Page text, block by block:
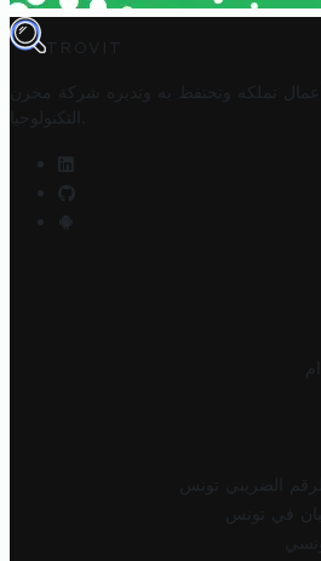
TROVIT
تملكه وتحتفظ به وتديره
شركة مخزن
التكنولوجيا
الضريبي تونس
في تونس